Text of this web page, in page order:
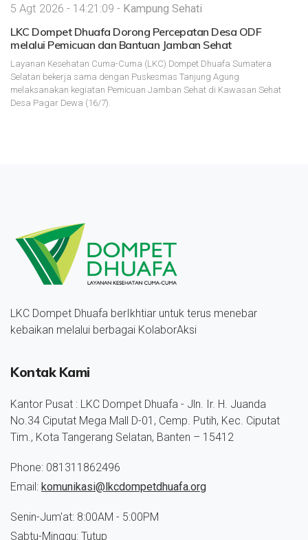
5 Agt 2026 - 14:21:09 - Kampung Sehati
LKC Dompet Dhuafa Dorong Percepatan Desa ODF
melalui Pemicuan dan Bantuan Jamban Sehat
Layanan Kesehatan Cuma-Cuma (LKC) Dompet Dhuafa Sumatera
Selatan bekerja sama dengan Puskesmas Tanjung Agung
melaksanakan kegiatan Pemicuan Jamban Sehat di Kawasan Sehat
Desa Pagar Dewa (16/7).
LKC Dompet Dhuafa berIkhtiar untuk terus menebar
kebaikan melalui berbagai KolaborAksi
Kontak Kami
Kantor Pusat : LKC Dompet Dhuafa - Jln. Ir. H. Juanda
No.34 Ciputat Mega Mall D-01, Cemp. Putih, Kec. Ciputat
Tim., Kota Tangerang Selatan, Banten – 15412
Phone: 081311862496
Email: komunikasi@lkcdompetdhuafa.org
Senin-Jum'at: 8:00AM - 5:00PM
Sabtu-Minggu: Tutup